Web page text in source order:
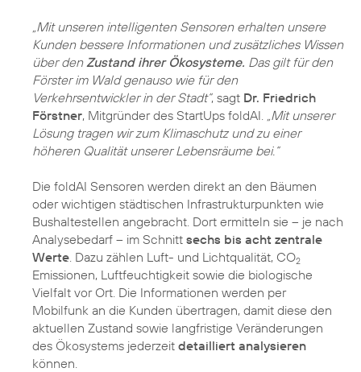
„Mit unseren intelligenten Sensoren erhalten unsere
Kunden bessere Informationen und zusätzliches Wissen
über den Zustand ihrer Ökosysteme. Das gilt für den
Förster im Wald genauso wie für den
Verkehrsentwickler in der Stadt“, sagt Dr. Friedrich
Förstner, Mitgründer des StartUps foldAI.
„Mit unserer
Lösung tragen wir zum Klimaschutz und zu einer
höheren Qualität unserer Lebensräume bei.“
Die foldAI Sensoren werden direkt an den Bäumen
oder wichtigen städtischen Infrastrukturpunkten wie
Bushaltestellen angebracht. Dort ermitteln sie – je nach
Analysebedarf – im Schnitt sechs bis acht zentrale
Werte . Dazu zählen Luft- und Lichtqualität, CO2
Emissionen, Luftfeuchtigkeit sowie die biologische
Vielfalt vor Ort. Die Informationen werden per
Mobilfunk an die Kunden übertragen, damit diese den
aktuellen Zustand sowie langfristige Veränderungen
des Ökosystems jederzeit detailliert analysieren
können.